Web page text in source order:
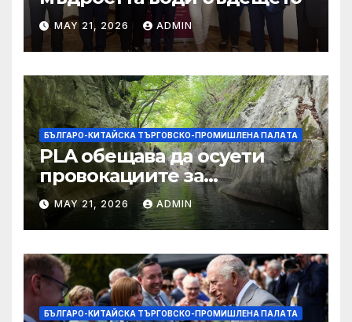
MAY 21, 2026 ADMIN
БЪЛГАРО-КИТАЙСКА ТЪРГОВСКО-ПРОМИШЛЕНА ПАЛAТА
PLA обещава да осуети
провокациите за
„независимост на Тайван“.
MAY 21, 2026 ADMIN
БЪЛГАРО-КИТАЙСКА ТЪРГОВСКО-ПРОМИШЛЕНА ПАЛAТА